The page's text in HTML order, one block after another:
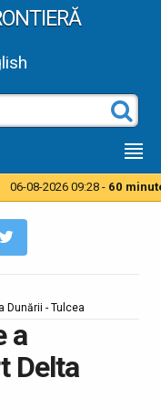
06-08-2026 09:28 -60 minute
Dunării - Tulcea
a
Delta